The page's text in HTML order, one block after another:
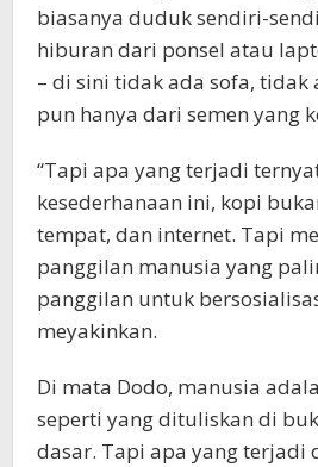
biasanya duduk sendiri-
hiburan dari ponsel atau
– di sini tidak ada sofa, tidak
pun hanya dari semen yang
“Tapi apa yang terjadi
kesederhanaan ini, kopi
tempat, dan internet. Tapi
panggilan manusia yang
panggilan untuk
meyakinkan.
Di mata Dodo, manusia
seperti yang dituliskan di
dasar. Tapi apa yang terjadi